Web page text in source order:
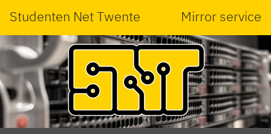
Studenten Net Twente Mirror service